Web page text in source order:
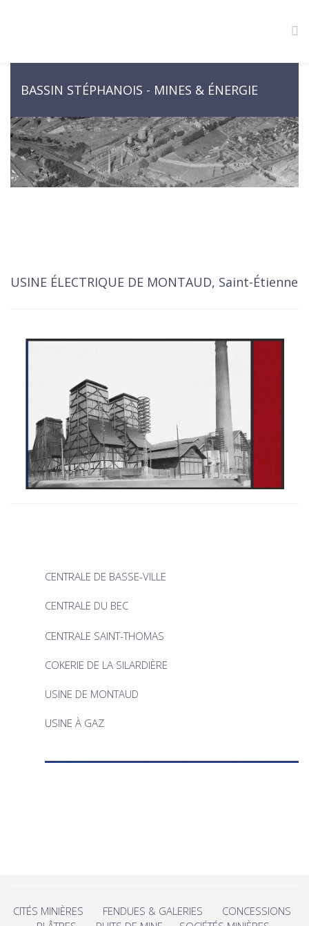
BASSIN STÉPHANOIS - MINES & ÉNERGIE
USINE ÉLECTRIQUE DE MONTAUD, Saint-Étienne
CENTRALE DE BASSE-VILLE
CENTRALE DU BEC
CENTRALE SAINT-THOMAS
COKERIE DE LA SILARDIÈRE
USINE DE MONTAUD
USINE À GAZ
CITÉS MINIÈRES FENDUES & GALERIES
CONCESSIONS